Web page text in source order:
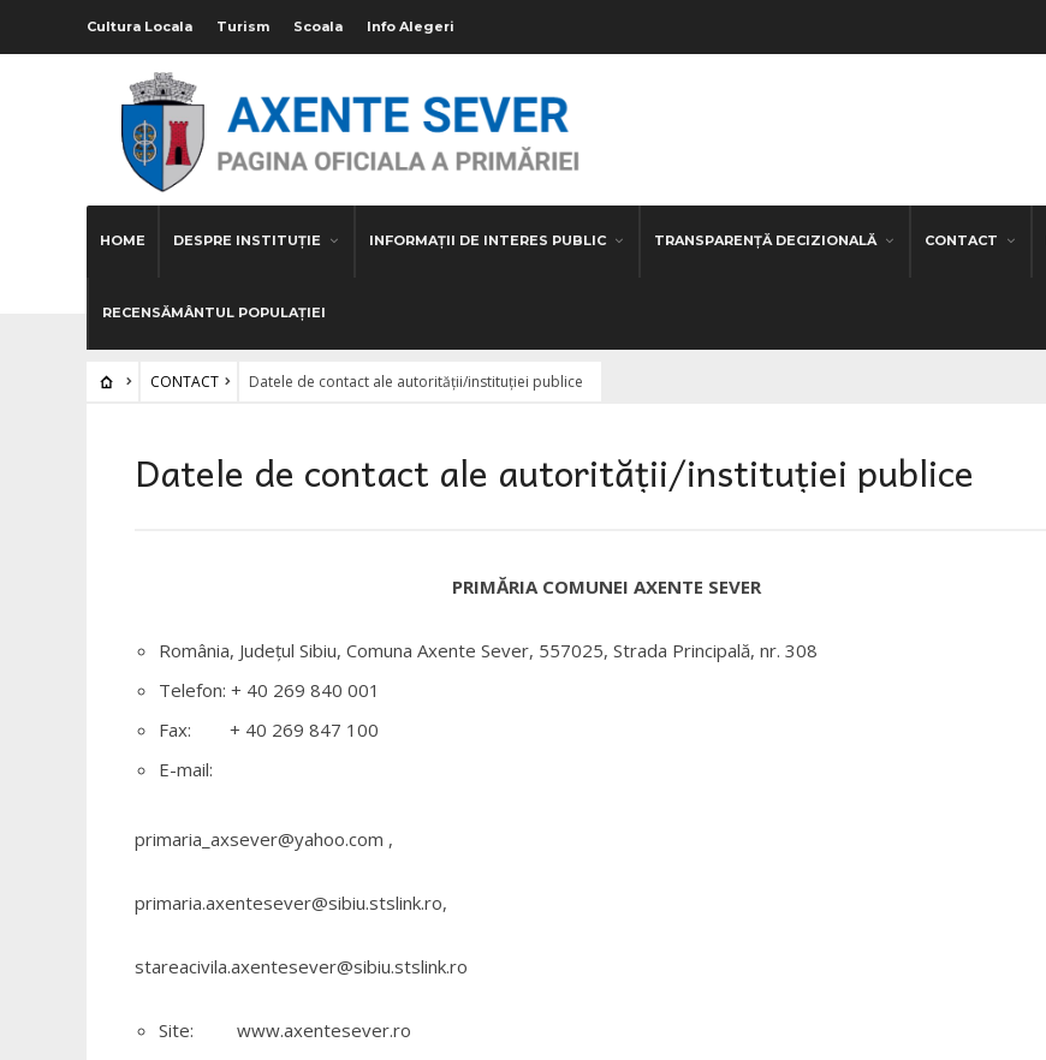
Cultura Locala Turism Scoala Info Alegeri
HOME DESPRE INSTITUȚIE INFORMAȚII DE INTERES PUBLIC TRANSPARENȚĂ DECIZIONALĂ CONTACT
RECENSĂMÂNTUL POPULAȚIEI
CONTACT Datele de contact ale autorității/instituției publice
Datele de contact ale autorității/instituției publice
PRIMĂRIA COMUNEI AXENTE SEVER
România, Judeţul Sibiu, Comuna Axente Sever, 557025, Strada Principală, nr. 308
Telefon: + 40 269 840 001
Fax: + 40 269 847 100
E-mail:
primaria_axsever@yahoo.com ,
primaria.axentesever@sibiu.stslink.ro,
stareacivila.axentesever@sibiu.stslink.ro
Site: www.axentesever.ro